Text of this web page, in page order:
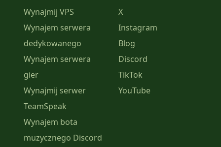
Wynajmij VPS
Wynajem serwera
dedykowanego
Wynajem serwera
gier
Wynajmij serwer
TeamSpeak
Wynajem bota
muzycznego Discord
X
Instagram
Blog
Discord
TikTok
YouTube